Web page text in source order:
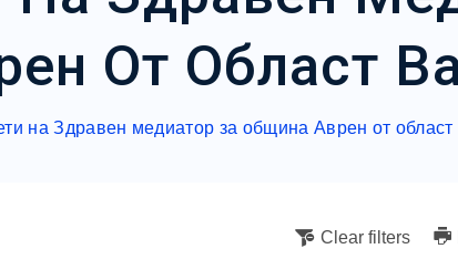
От Област
на Здравен медиатор за община Аврен от
Clear filters